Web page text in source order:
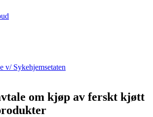
v/ Sykehjemsetaten
om kjøp av ferskt kjøtt